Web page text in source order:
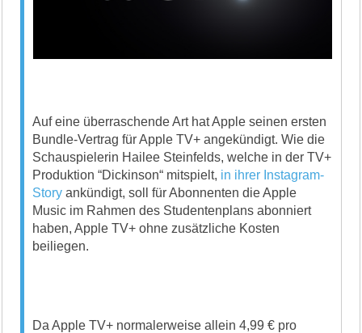
Auf eine überraschende Art hat Apple seinen ersten
Bundle-Vertrag für Apple TV+ angekündigt. Wie die
Schauspielerin Hailee Steinfelds, welche in der TV+
Produktion “Dickinson“ mitspielt, in ihrer Instagram-
Story ankündigt, soll für Abonnenten die Apple
Music im Rahmen des Studentenplans abonniert
haben, Apple TV+ ohne zusätzliche Kosten
beiliegen.
Da Apple TV+ normalerweise allein 4,99 € pro